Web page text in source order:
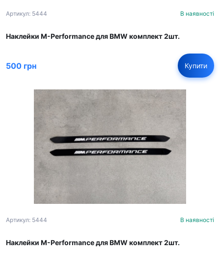
Артикул: 5444 В наявності
Наклейки M-Performance для BMW комплект 2шт.
500 грн Купити
Артикул: 5444 В наявності
Наклейки M-Performance для BMW комплект 2шт.